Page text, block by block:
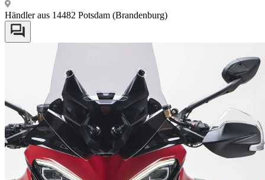
Händler aus 14482 Potsdam (Brandenburg)